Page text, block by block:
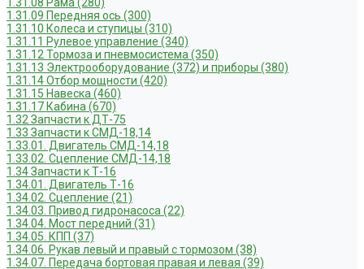
1.31.09 Передняя ось (300)
1.31.10 Колеса и ступицы (310)
1.31.11 Рулевое управление (340)
1.31.12 Тормоза и пневмосистема (350)
1.31.13 Электрооборудование (372) и приборы (380)
1.31.14 Отбор мощности (420)
1.31.15 Навеска (460)
1.31.17 Кабина (670)
1.32 Запчасти к ДТ-75
1.33 Запчасти к СМД-18,14
1.33.01. Двигатель СМД-14,18
1.33.02. Сцепление СМД-14,18
1.34 Запчасти к Т-16
1.34.01. Двигатель Т-16
1.34.02. Сцепление (21)
1.34.03. Привод гидронасоса (22)
1.34.04. Мост передний (31)
1.34.05. КПП (37)
1.34.06. Рукав левый и правый с тормозом (38)
1.34.07. Передача бортовая правая и левая (39)